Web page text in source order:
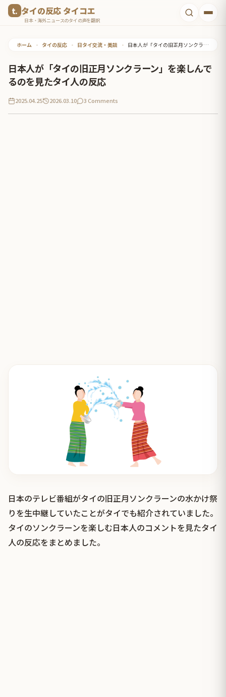
タイの反応 タイコエ
日本・海外ニュースのタイの声を翻訳
ホーム • タイの反応 • 日タイ交流・美談 • 日本人が「タイの旧正月ソンクラーン」を楽しんでるのを見たタイ人の反応
日本人が「タイの旧正月ソンクラーン」を楽しんで
るのを見たタイ人の反応
2025.04.25 2026.03.10 3 Comments
日本のテレビ番組がタイの旧正月ソンクラーンの水かけ祭
りを生中継していたことがタイでも紹介されていました。
タイのソンクラーンを楽しむ日本人のコメントを見たタイ
人の反応をまとめました。